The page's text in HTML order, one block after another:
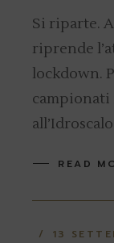
Si riparte.
riprende
lockdown.
READ
13